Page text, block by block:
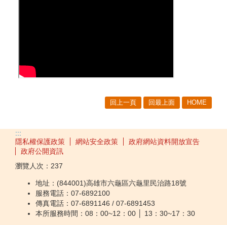
回上一頁 回最上面 HOME
:::
隱私權保護政策
網站安全政策
政府網站資料開放宣告
政府公開資訊
瀏覽人次： 237
地址：(844001)高雄市六龜區六龜里民治路18號
服務電話：07-6892100
傳真電話：07-6891146 / 07-6891453
本所服務時間：08：00~12：00 │ 13：30~17：30